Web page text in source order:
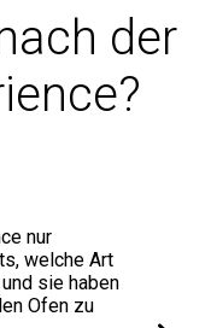
der
nur
welche Art
sie haben
Ofen zu